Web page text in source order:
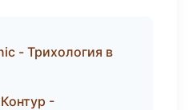
- Трихология в
-